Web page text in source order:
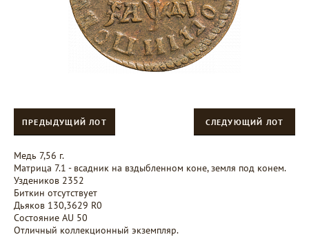
ПРЕДЫДУЩИЙ ЛОТ СЛЕДУЮЩИЙ ЛОТ
Медь 7,56 г.
Матрица 7.1 - всадник на вздыбленном коне, земля под конем.
Уздеников 2352
Биткин отсутствует
Дьяков 130,3629 R0
Состояние AU 50
Отличный коллекционный экземпляр.